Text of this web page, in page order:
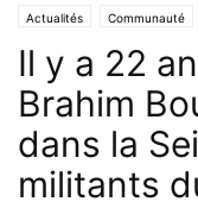
Actualités Communauté
Il y a 22
Brahim
dans la
militants